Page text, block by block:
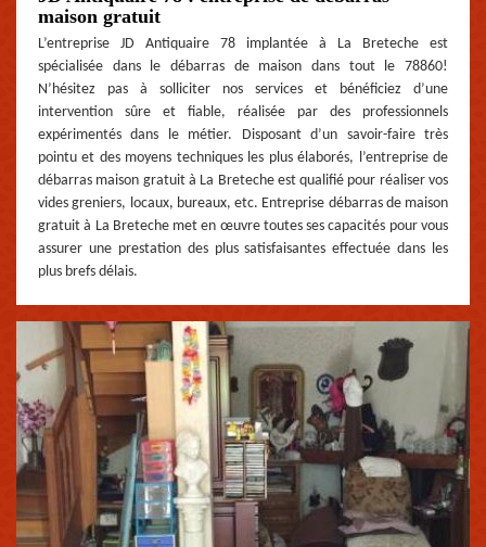
maison gratuit
L’entreprise JD Antiquaire 78 implantée à La Breteche est
spécialisée dans le débarras de maison dans tout le 78860!
N’hésitez pas à solliciter nos services et bénéficiez d’une
intervention sûre et fiable, réalisée par des professionnels
expérimentés dans le métier. Disposant d’un savoir-faire très
pointu et des moyens techniques les plus élaborés, l’entreprise de
débarras maison gratuit à La Breteche est qualifié pour réaliser vos
vides greniers, locaux, bureaux, etc. Entreprise débarras de maison
gratuit à La Breteche met en œuvre toutes ses capacités pour vous
assurer une prestation des plus satisfaisantes effectuée dans les
plus brefs délais.